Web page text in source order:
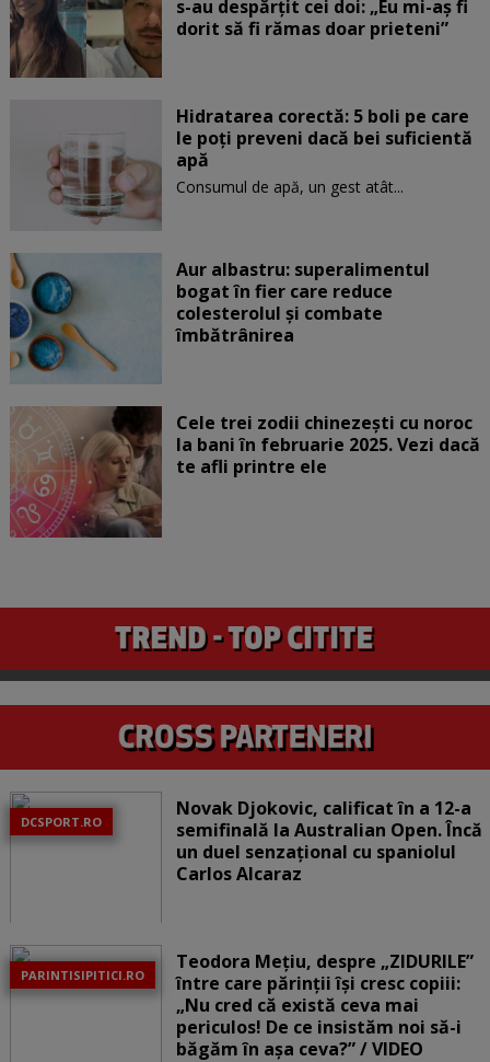
s-au despărțit cei doi: „Eu mi-aș fi
dorit să fi rămas doar prieteni”
Hidratarea corectă: 5 boli pe care
le poți preveni dacă bei suficientă
apă
Consumul de apă, un gest atât...
Aur albastru: superalimentul
bogat în fier care reduce
colesterolul și combate
îmbătrânirea
Cele trei zodii chinezești cu noroc
la bani în februarie 2025. Vezi dacă
te afli printre ele
DCSPORT.RO
Novak Djokovic, calificat în a 12-a
semifinală la Australian Open. Încă
un duel senzațional cu spaniolul
Carlos Alcaraz
PARINTISIPITICI.RO
Teodora Mețiu, despre „ZIDURILE”
între care părinții își cresc copiii:
„Nu cred că există ceva mai
periculos! De ce insistăm noi să-i
băgăm în așa ceva?” / VIDEO